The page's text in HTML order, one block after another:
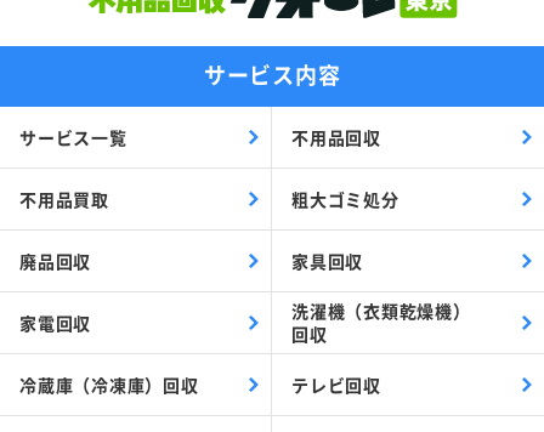
サービス内容
サービス一覧 不用品回収
不用品買取 粗大ゴミ処分
廃品回収 家具回収
家電回収
洗濯機（衣類乾燥機）
回収
冷蔵庫（冷凍庫）回収 テレビ回収